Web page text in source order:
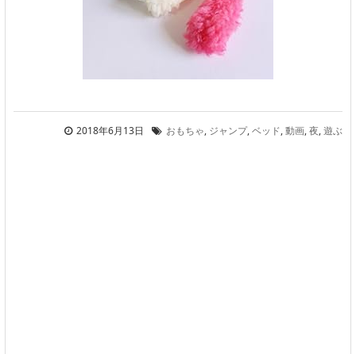
2018年6月13日 おもちゃ, ジャンプ,ベッド,動画,夜,遊ぶ